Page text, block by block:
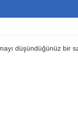
düşündüğünüz bir